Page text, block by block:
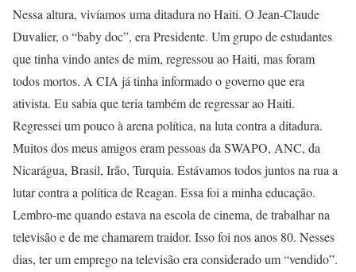
Nessa altura, vivíamos uma ditadura no Haiti. O Jean-Claude
Duvalier, o “baby doc”, era Presidente. Um grupo de estudantes
que tinha vindo antes de mim, regressou ao Haiti, mas foram
todos mortos. A CIA já tinha informado o governo que era
ativista. Eu sabia que teria também de regressar ao Haiti.
Regressei um pouco à arena política, na luta contra a ditadura.
Muitos dos meus amigos eram pessoas da SWAPO, ANC, da
Nicarágua, Brasil, Irão, Turquia. Estávamos todos juntos na rua a
lutar contra a política de Reagan. Essa foi a minha educação.
Lembro-me quando estava na escola de cinema, de trabalhar na
televisão e de me chamarem traidor. Isso foi nos anos 80. Nesses
dias, ter um emprego na televisão era considerado um “vendido”.